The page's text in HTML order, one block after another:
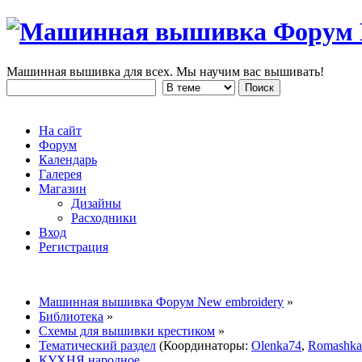
Машинная вышивка для всех. Мы научим вас вышивать!
На сайт
Форум
Календарь
Галерея
Магазин
Дизайны
Расходники
Вход
Регистрация
Машинная вышивка Форум New embroidery »
Библиотека »
Схемы для вышивки крестиком »
Тематический раздел (Координаторы: Olenka74, Romashka